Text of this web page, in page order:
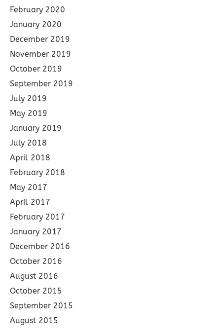
February 2020
January 2020
December 2019
November 2019
October 2019
September 2019
July 2019
May 2019
January 2019
July 2018
April 2018
February 2018
May 2017
April 2017
February 2017
January 2017
December 2016
October 2016
August 2016
October 2015
September 2015
August 2015